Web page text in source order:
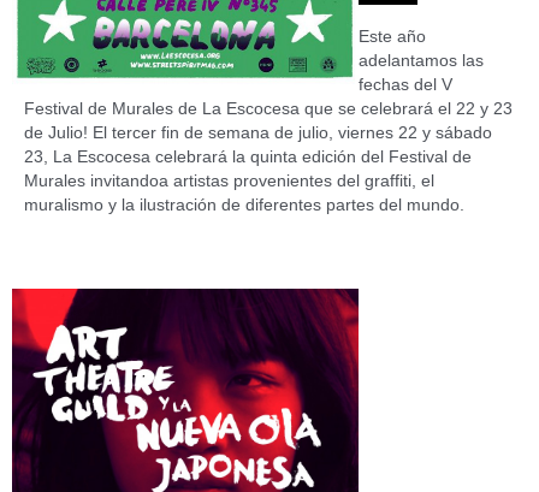
Este año
adelantamos las
fechas del V
Festival de Murales de La Escocesa que se celebrará el 22 y 23
de Julio! El tercer fin de semana de julio, viernes 22 y sábado
23, La Escocesa celebrará la quinta edición del Festival de
Murales invitandoa artistas provenientes del graffiti, el
muralismo y la ilustración de diferentes partes del mundo.